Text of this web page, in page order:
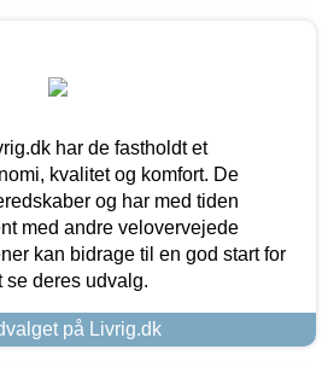
har de fastholdt et
kvalitet og komfort. De
og har med tiden
med andre velovervejede
kan bidrage til en god start for
se deres udvalg.
på Livrig.dk